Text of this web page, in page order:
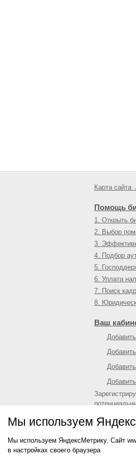
Мы используем
Мы используем ЯндексМетрику. Сайт
в настройках своего браузера
Карта сайта
Помощь
1. Открыть
2. Выбор
3.
4. Подбор
5.
6. Уплата
7. Поиск
8.
Ваш
© 2009—2026
О портале